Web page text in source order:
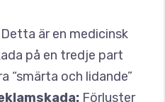
Detta är en medicinsk
på en tredje part
“smärta och lidande”
Förluster